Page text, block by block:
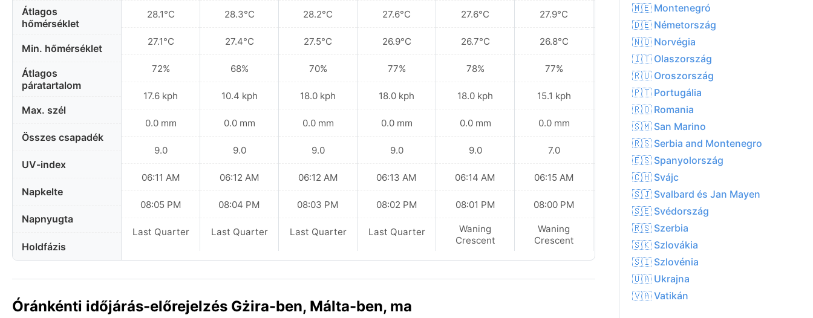
Átlagos
hőmérséklet
Min. hőmérséklet
Átlagos
páratartalom
Max. szél
Összes csapadék
UV-index
Napkelte
Napnyugta
Holdfázis
28.1°C
27.1°C
72%
17.6 kph
0.0 mm
9.0
06:11 AM
08:05 PM
Last Quarter
28.3°C
27.4°C
68%
10.4 kph
0.0 mm
9.0
06:12 AM
08:04 PM
Last Quarter
28.2°C
27.5°C
70%
18.0 kph
0.0 mm
9.0
06:12 AM
08:03 PM
Last Quarter
27.6°C
26.9°C
77%
18.0 kph
0.0 mm
9.0
06:13 AM
08:02 PM
Last Quarter
27.6°C
26.7°C
78%
18.0 kph
0.0 mm
9.0
06:14 AM
08:01 PM
Waning
Crescent
27.9°C
26.8°C
77%
15.1 kph
0.0 mm
7.0
06:15 AM
08:00 PM
Waning
Crescent
28.7°C
27.5°C
70%
13.0 kph
0.0 mm
7.0
06:16 AM
07:59 PM
Waning
Crescent
Óránkénti időjárás-előrejelzés Gżira-ben, Málta-ben, ma
🇲🇪 Montenegró
🇩🇪 Németország
🇳🇴 Norvégia
🇮🇹 Olaszország
🇷🇺 Oroszország
🇵🇹 Portugália
🇷🇴 Romania
🇸🇲 San Marino
🇷🇸 Serbia and Montenegro
🇪🇸 Spanyolország
🇨🇭 Svájc
🇸🇯 Svalbard és Jan Mayen
🇸🇪 Svédország
🇷🇸 Szerbia
🇸🇰 Szlovákia
🇸🇮 Szlovénia
🇺🇦 Ukrajna
🇻🇦 Vatikán